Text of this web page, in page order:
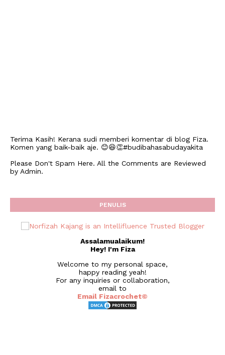
Terima Kasih! Kerana sudi memberi komentar di blog Fiza.
Komen yang baik-baik aje. 😊😆👏#budibahasabudayakita
Please Don't Spam Here. All the Comments are Reviewed
by Admin.
PENULIS
Assalamualaikum!
Hey! I'm Fiza
Welcome to my personal space,
happy reading yeah!
For any inquiries or collaboration,
email to
Email Fizacrochet©